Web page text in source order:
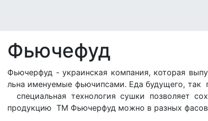
Фьючефуд
Фьючерфуд - украинская компания, которая
льна именуемые фьючипсами. Еда будущего, так
специальная технология сушки позволяет
продукцию ТМ Фьючерфуд можно в разных